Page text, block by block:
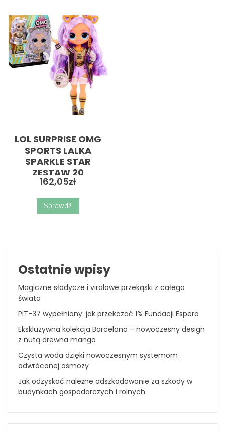
LOL SURPRISE OMG
SPORTS LALKA
SPARKLE STAR
ZESTAW 20
NIESPODZIANEK
162,05zł
Sprawdź
Ostatnie wpisy
Magiczne słodycze i viralowe przekąski z całego
świata
PIT-37 wypełniony: jak przekazać 1% Fundacji Espero
Ekskluzywna kolekcja Barcelona – nowoczesny design
z nutą drewna mango
Czysta woda dzięki nowoczesnym systemom
odwróconej osmozy
Jak odzyskać należne odszkodowanie za szkody w
budynkach gospodarczych i rolnych